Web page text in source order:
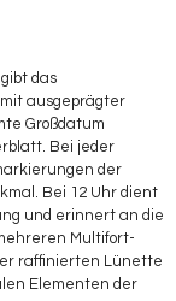
das
ausgeprägter
Großdatum
Bei jeder
der
Bei 12 Uhr dient
und erinnert an die
Multifort-
raffinierten Lünette
Elementen der